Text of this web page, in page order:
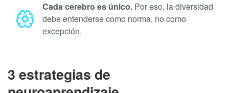
Cada cerebro es único. Por eso, la diversidad
debe entenderse como norma, no como
excepción.
3 estrategias de